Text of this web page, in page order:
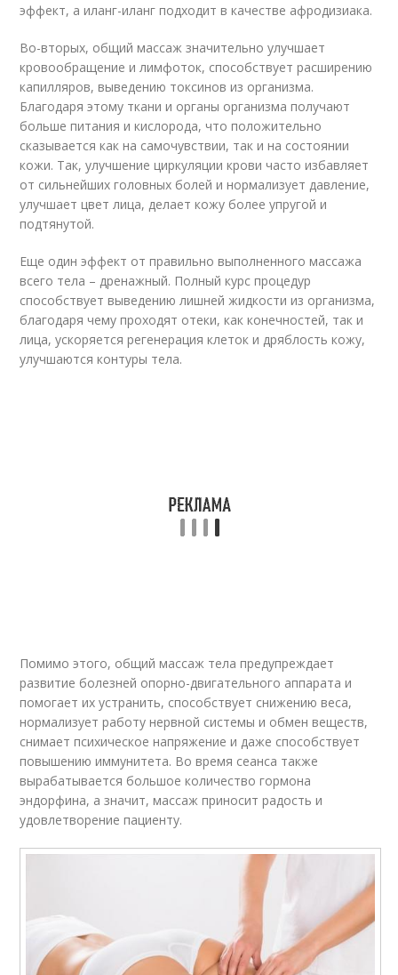
эффект, а иланг-иланг подходит в качестве афродизиака.
Во-вторых, общий массаж значительно улучшает
кровообращение и лимфоток, способствует расширению
капилляров, выведению токсинов из организма.
Благодаря этому ткани и органы организма получают
больше питания и кислорода, что положительно
сказывается как на самочувствии, так и на состоянии
кожи. Так, улучшение циркуляции крови часто избавляет
от сильнейших головных болей и нормализует давление,
улучшает цвет лица, делает кожу более упругой и
подтянутой.
Еще один эффект от правильно выполненного массажа
всего тела – дренажный. Полный курс процедур
способствует выведению лишней жидкости из организма,
благодаря чему проходят отеки, как конечностей, так и
лица, ускоряется регенерация клеток и дряблость кожу,
улучшаются контуры тела.
Помимо этого, общий массаж тела предупреждает
развитие болезней опорно-двигательного аппарата и
помогает их устранить, способствует снижению веса,
нормализует работу нервной системы и обмен веществ,
снимает психическое напряжение и даже способствует
повышению иммунитета. Во время сеанса также
вырабатывается большое количество гормона
эндорфина, а значит, массаж приносит радость и
удовлетворение пациенту.